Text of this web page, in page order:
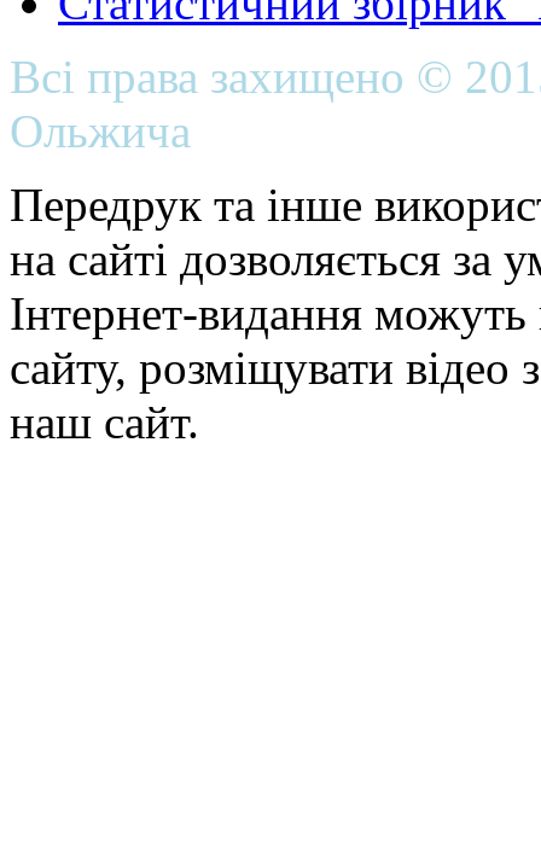
Всі права захищено ©
Ольжича
Передрук та інше
на сайті дозволяється
Інтернет-видання можуть
сайту, розміщувати відео
наш сайт.